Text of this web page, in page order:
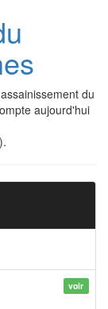
du
aujourd'hui
voir